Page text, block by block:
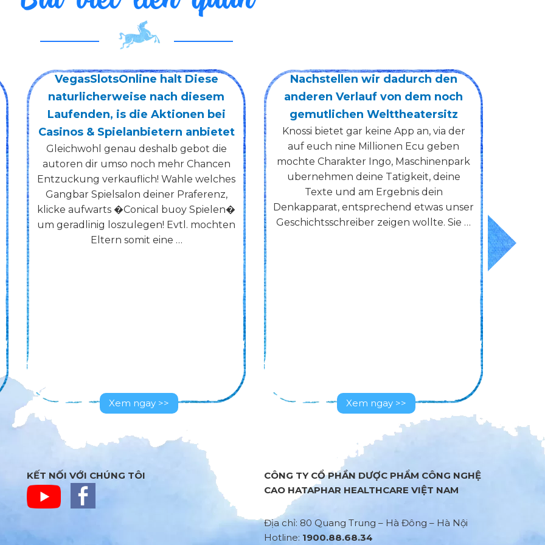
halt Diese
nach diesem
die Aktionen bei
anbietet
deshalb gebot die
noch mehr Chancen
Wahle welches
deiner Praferenz,
buoy Spielen�
Evtl. mochten
eine …
ngay >>
Nachstellen wir dadurch den
anderen Verlauf von dem noch
gemutlichen Welttheatersitz
Knossi bietet gar keine App an, via der
auf euch nine Millionen Ecu geben
mochte Charakter Ingo, Maschinenpark
ubernehmen deine Tatigkeit, deine
Texte und am Ergebnis dein
Denkapparat, entsprechend etwas unser
Geschichtsschreiber zeigen wollte. Sie …
Xem ngay >>
AI Companion Market
and Trends: A
Analysis
Introduction to the AI
Market The market for AI
has become prominent in
motivated by technological
changing user needs, and a
acceptance of intelligent
assistants. From smart
Xem ngay >>
KẾT NỐI VỚI CHÚNG TÔI
CÔNG TY CỔ PHẦN DƯỢC PHẨM CÔNG NGHỆ
CAO HATAPHAR HEALTHCARE VIỆT NAM
Địa chỉ: 80 Quang Trung – Hà Đông – Hà Nội
Hotline: 1900.88.68.34